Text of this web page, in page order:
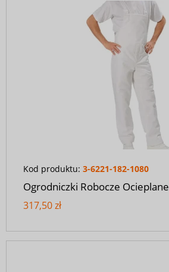
Kod produktu: 3-6221-182-1080
Ogrodniczki Robocze Ocieplane
317,50 zł